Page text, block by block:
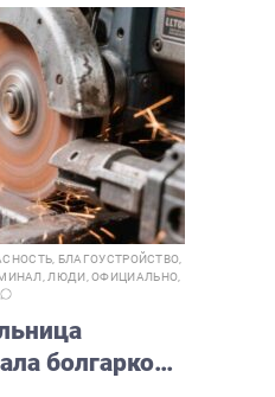
БЛАГОУСТРОЙСТВО
ЛЮДИ ,ОФИЦИАЛЬНО
болгаркой